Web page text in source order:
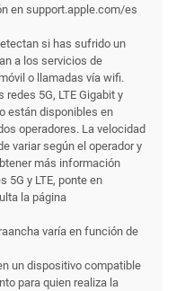
en support.apple.com/es
si has sufrido un
a los servicios de
o llamadas vía wifi.
redes 5G, LTE Gigabit y
están disponibles en
operadores. La velocidad
variar según el operador y
más información
5G y LTE, ponte en
la página
varía en función de
un dispositivo compatible
para quien realiza la